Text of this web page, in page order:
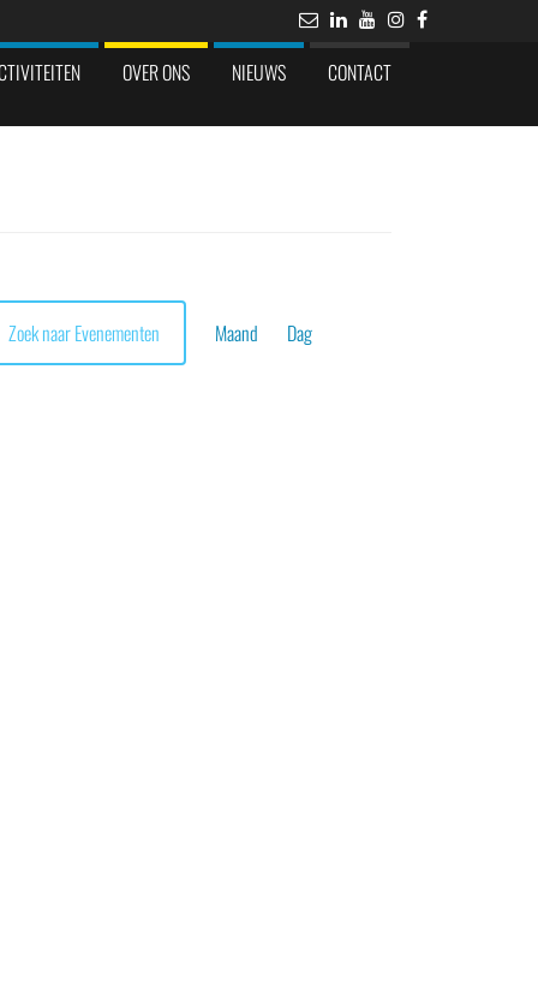
OVER ONS NIEUWS CONTACT
Zoek naar Evenementen weergaven
Maand Dag